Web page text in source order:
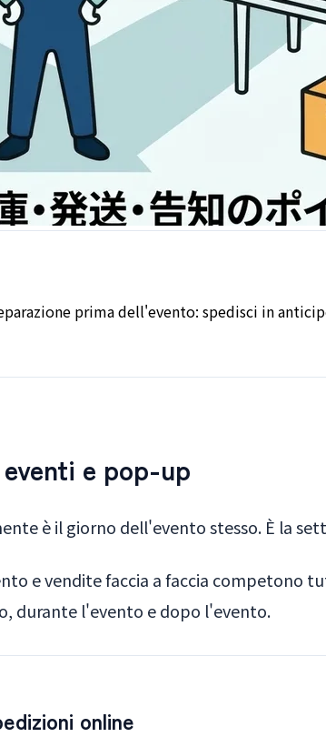
prima dell'evento: spedisci in
e pop-up
è il giorno dell'evento stesso. È la
e vendite faccia a faccia competono
durante l'evento e dopo l'evento.
online